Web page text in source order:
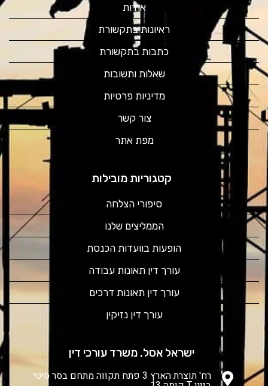
אודות
ראיונות בתקשורת
כתבות בתקשורת
שאלות ותשובות
מדיניות פרטיות
צור קשר
מפת אתר
קטגוריות מובילות
סיפורי הצלחה
הממליצים שלנו
הופעות בוועדות הכנסת
עורך דין תאונות עבודה
עורך דין תאונות דרכים
עורך דין נזיקין
ישראל אסל, משרד עורכי דין
רח' תוצרת הארץ 3 פתח תקווה מתחם בסר סיטי